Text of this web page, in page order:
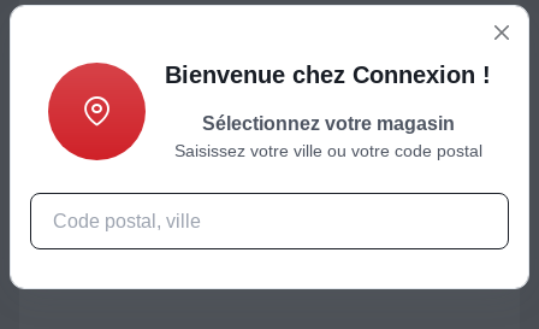
Ajouter au panier
Bienvenue chez Connexion !
Sélectionnez votre magasin
Saisissez votre ville ou votre code postal